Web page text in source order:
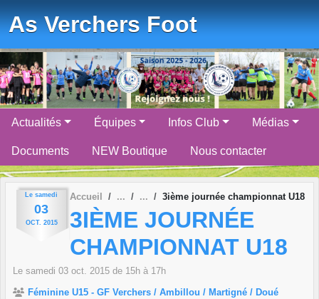
As Verchers Foot
Actualités Équipes Infos Club Médias
Documents NEW Boutique Nous contacter
Le samedi
03
OCT. 2015
Accueil 3ième journée championnat U18
3IÈME JOURNÉE
CHAMPIONNAT U18
Le samedi 03 oct. 2015 de 15h à 17h
Féminine U15 - GF Verchers / Ambillou / Martigné / Doué